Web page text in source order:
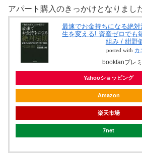
アパート購入のきっかけとなりまし
最速でお金持ちになる絶
生を変える! 資産ゼロでも
組み / 紺野
posted with カ
bookfanプレ
Yahooショッピング
Amazon
楽天市場
7net